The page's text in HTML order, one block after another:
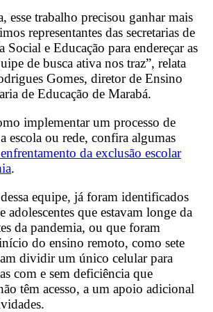
esse trabalho precisou ganhar mais
representantes das secretarias de
Social e Educação para endereçar as
de busca ativa nos traz”, relata
Gomes, diretor de Ensino
de Educação de Marabá.
implementar um processo de
escola ou rede, confira algumas
da exclusão escolar
.
equipe, já foram identificados
adolescentes que estavam longe da
da pandemia, ou que foram
do ensino remoto, como sete
dividir um único celular para
com e sem deficiência que
têm acesso, a um apoio adicional